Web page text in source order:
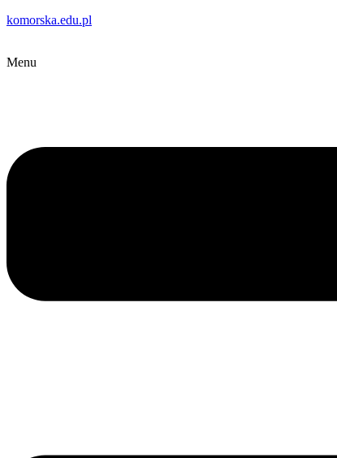
komorska.edu.pl
Menu